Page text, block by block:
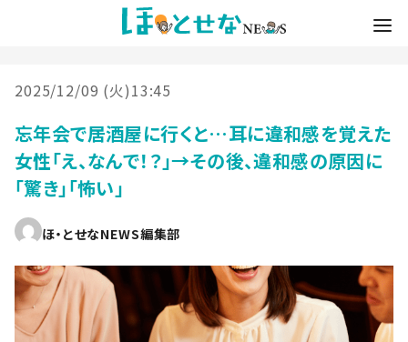
2025/12/09 (火)13:45
忘年会で居酒屋に行くと…耳に違和感を覚えた
女性「え、なんで！？」→その後、違和感の原因に
「驚き」「怖い」
ほ・とせなNEWS編集部